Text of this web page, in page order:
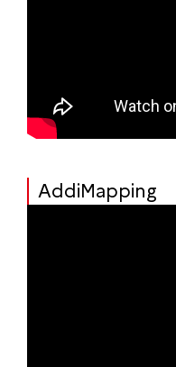
AddiMapping